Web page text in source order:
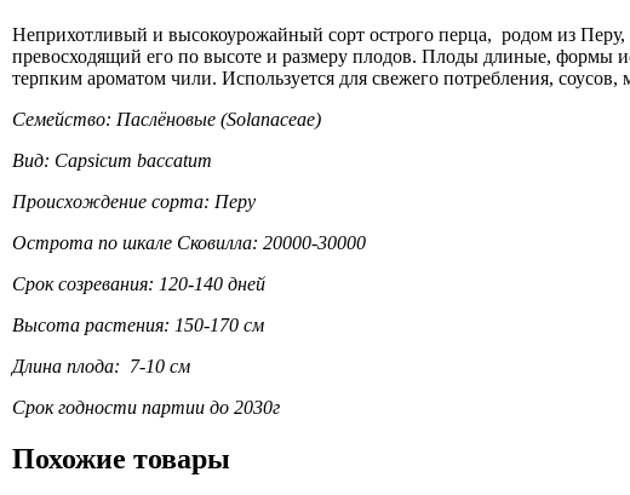
Неприхотливый и высокоурожайный сорт острого перца, родом из
превосходящий его по высоте и размеру плодов. Плоды длиные, формы
терпким ароматом чили. Используется для свежего потребления,
Семейство: Паслёновые (Solanaceae)
Вид: Capsicum baccatum
Происхождение сорта: Перу
Острота по шкале Сковилла: 20000-30000
Срок созревания: 120-140 дней
Высота растения: 150-170 см
Длина плода: 7-10 см
Срок годности партии до 2030г
Похожие товары